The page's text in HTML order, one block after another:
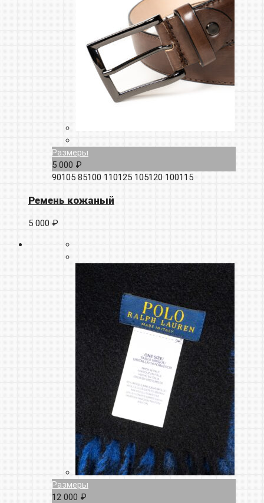
Размеры
5 000 ₽
90105 85100 110125 105120 100115
Ремень кожаный
5 000 ₽
Размеры
12 000 ₽